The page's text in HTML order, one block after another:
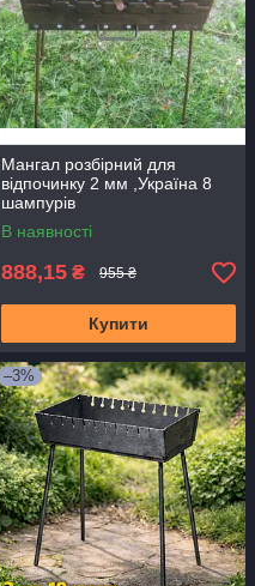
Мангал розбірний для
відпочинку 2 мм ,Україна 8
шампурів
В наявності
888,15 ₴ 955 ₴
Купити
–3%